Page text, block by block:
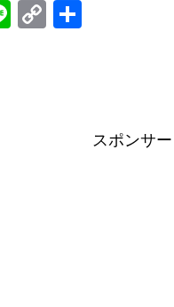
Li C
スポンサ